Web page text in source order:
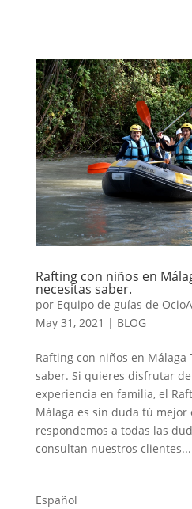
Rafting con niños en
necesitas saber.
por Equipo de guías de
May 31, 2021 | BLOG
Rafting con niños en Málaga
saber. Si quieres disfrutar
experiencia en familia, el
Málaga es sin duda tú mejor
respondemos a todas las
consultan nuestros clientes...
Español